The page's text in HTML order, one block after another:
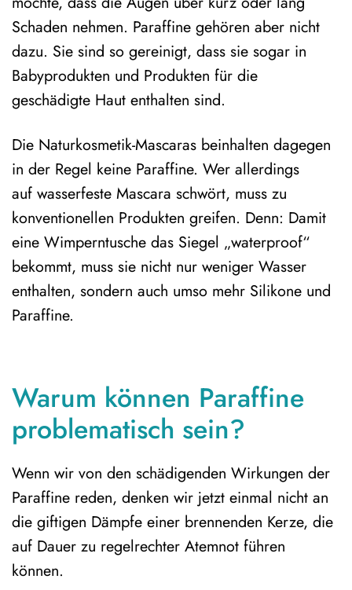
Schaden nehmen. Paraffine gehören aber nicht
dazu. Sie sind so gereinigt, dass sie sogar in
Babyprodukten und Produkten für die
geschädigte Haut enthalten sind.
Die Naturkosmetik-Mascaras beinhalten dagegen
in der Regel keine Paraffine. Wer allerdings
auf wasserfeste Mascara schwört, muss zu
konventionellen Produkten greifen. Denn: Damit
eine Wimperntusche das Siegel „waterproof“
bekommt, muss sie nicht nur weniger Wasser
enthalten, sondern auch umso mehr Silikone und
Paraffine.
Warum können Paraffine
problematisch sein?
Wenn wir von den schädigenden Wirkungen der
Paraffine reden, denken wir jetzt einmal nicht an
die giftigen Dämpfe einer brennenden Kerze, die
auf Dauer zu regelrechter Atemnot führen
können.